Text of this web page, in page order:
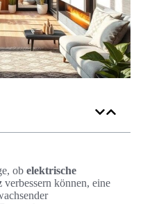
ob elektrische
verbessern können, eine